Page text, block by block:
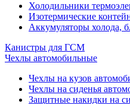
Холодильники
Изотермические
Аккумуляторы холода,
Канистры для ГСМ
Чехлы автомобильные
Чехлы на кузов
Чехлы на сиденья
Защитные накидки на